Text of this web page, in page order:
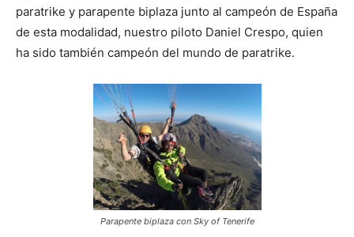
paratrike y parapente biplaza junto al campeón de España
de esta modalidad, nuestro piloto Daniel Crespo, quien
ha sido también campeón del mundo de paratrike.
Parapente biplaza con Sky of Tenerife